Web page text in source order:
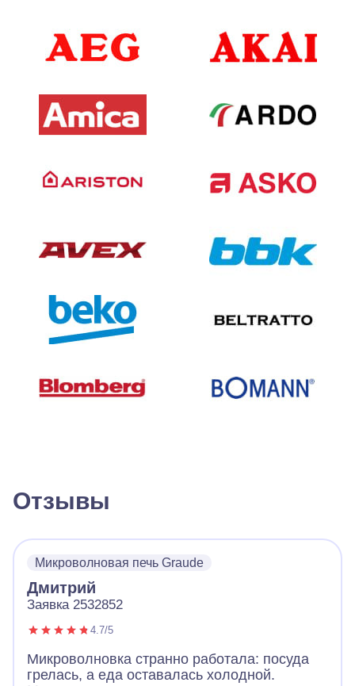
Отзывы
Микроволновая печь Graude
Дмитрий
Заявка 2532852
4.7/5
Микроволновка странно работала: посуда
грелась, а еда оставалась холодной.